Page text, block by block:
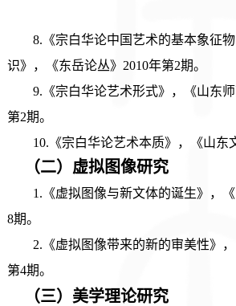
8.《宗白华论中国艺术的基本象征
识》，《东岳论丛》2010年第2期。
9.《宗白华论艺术形式》，《山东
第2期。
10.《宗白华论艺术本质》，《山东
（二）虚拟图像研究
1.《虚拟图像与新文体的诞生》，
8期。
2.《虚拟图像带来的新的审美性》
第4期。
（三） 美学理论研究